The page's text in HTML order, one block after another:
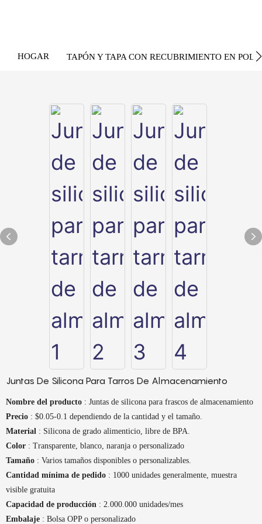
HOGAR TAPÓN Y TAPA CON RECUBRIMIENTO EN
Juntas De Silicona Para Tarros De Almacenamiento
Nombre del producto : Juntas de silicona para frascos de almacenamiento
Precio : $0.05-0.1 dependiendo de la cantidad y el tamaño.
Material : Silicona de grado alimenticio, libre de BPA.
Color : Transparente, blanco, naranja o personalizado
Tamaño : Varios tamaños disponibles o personalizables.
Cantidad mínima de pedido : 1000 unidades generalmente, muestra
visible gratuita
Capacidad de producción : 2.000.000 unidades/mes
Embalaje : Bolsa OPP o personalizado